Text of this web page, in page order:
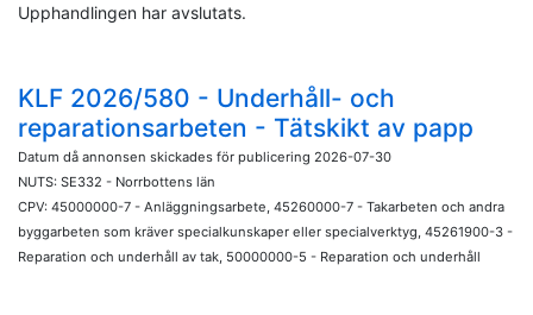
Upphandlingen har avslutats.
KLF 2026/580 - Underhåll- och
reparationsarbeten - Tätskikt av papp
Datum då annonsen skickades för publicering 2026-07-30
NUTS: SE332 - Norrbottens län
CPV: 45000000-7 - Anläggningsarbete, 45260000-7 - Takarbeten och andra
byggarbeten som kräver specialkunskaper eller specialverktyg, 45261900-3 -
Reparation och underhåll av tak, 50000000-5 - Reparation och underhåll